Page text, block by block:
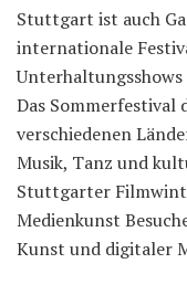
Stuttgart ist auch
internationale
Das
verschiedenen
Musik, Tanz und
Stuttgarter
Medienkunst
Kunst und digitaler